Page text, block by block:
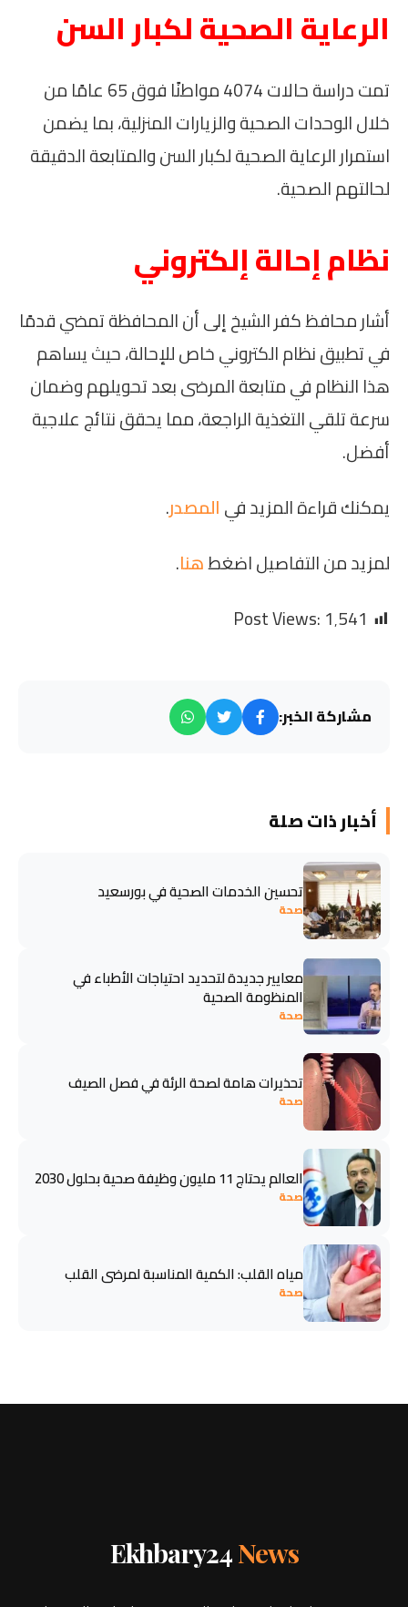
الرعاية الصحية لكبار السن
تمت دراسة حالات 4074 مواطنًا فوق 65 عامًا من
خلال الوحدات الصحية والزيارات المنزلية، بما يضمن
استمرار الرعاية الصحية لكبار السن والمتابعة الدقيقة
لحالتهم الصحية.
نظام إحالة إلكتروني
أشار محافظ كفر الشيخ إلى أن المحافظة تمضي قدمًا
في تطبيق نظام الكتروني خاص للإحالة، حيث يساهم
هذا النظام في متابعة المرضى بعد تحويلهم وضمان
سرعة تلقي التغذية الراجعة، مما يحقق نتائج علاجية
أفضل.
يمكنك قراءة المزيد فيالمصدر.
لمزيد من التفاصيل اضغطهنا.
Post Views:1٬541
مشاركة الخبر:
أخبار ذات صلة
تحسين الخدمات الصحية في بورسعيد
صحة
معايير جديدة لتحديد احتياجات الأطباء في
المنظومة الصحية
صحة
تحذيرات هامة لصحة الرئة في فصل الصيف
صحة
العالم يحتاج 11 مليون وظيفة صحية بحلول 2030
صحة
مياه القلب: الكمية المناسبة لمرضى القلب
صحة
Ekhbary24News